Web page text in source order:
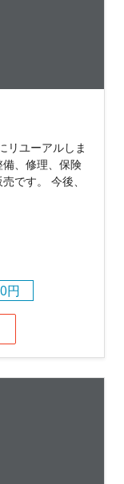
リユーアルしま
、修理、保険
です。 今後、
円